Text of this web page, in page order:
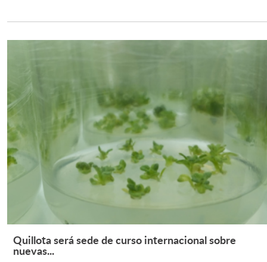
Leer Más +
Quillota será sede de curso internacional sobre
nuevas...